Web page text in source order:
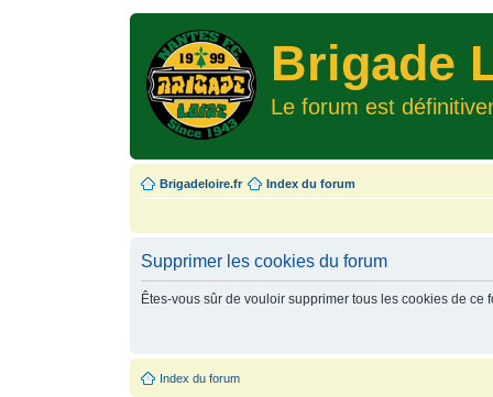
Brigade
Le forum est
Brigadeloire.fr Index du forum
Supprimer les cookies du forum
Êtes-vous sûr de vouloir supprimer tous les cookies de ce
Index du forum